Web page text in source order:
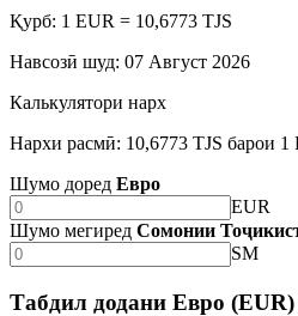
Қурб: 1 EUR = 10,6773 TJS
Навсозӣ шуд: 07 Август 2026
Калькулятори нарх
Нархи расмӣ: 10,6773 TJS барои 1
Шумо доред Евро
EUR
Шумо мегиред Сомонии
SM
Табдил додани Евро